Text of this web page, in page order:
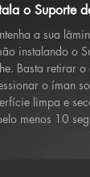
o Suporte
a sua
instalando o
Basta retirar
o íman
limpa e
menos 10